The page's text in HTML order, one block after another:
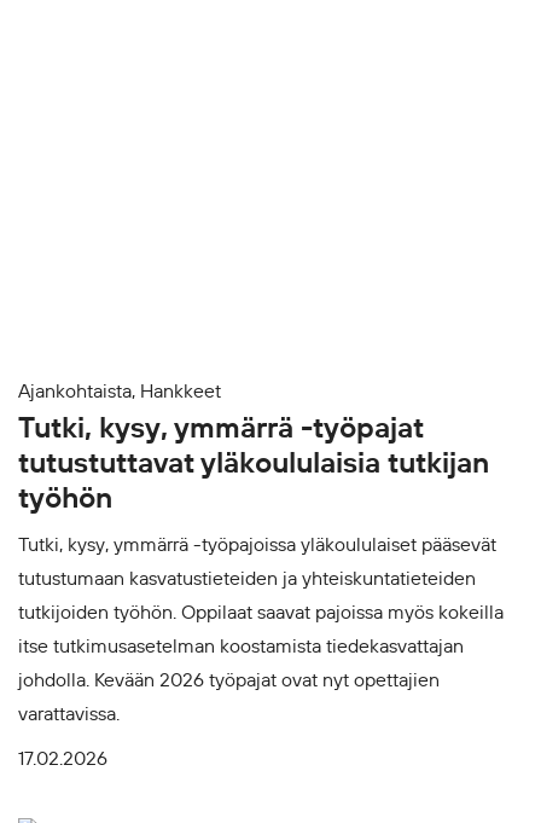
Ajankohtaista, Hankkeet
Tutki, kysy, ymmärrä -työpajat
tutustuttavat yläkoululaisia tutkijan
työhön
Tutki, kysy, ymmärrä -työpajoissa yläkoululaiset pääsevät
tutustumaan kasvatustieteiden ja yhteiskuntatieteiden
tutkijoiden työhön. Oppilaat saavat pajoissa myös kokeilla
itse tutkimusasetelman koostamista tiedekasvattajan
johdolla. Kevään 2026 työpajat ovat nyt opettajien
varattavissa.
17.02.2026